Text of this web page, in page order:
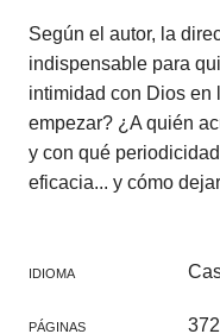
Según el autor, la
indispensable para
intimidad con Dios en
empezar? ¿A quién
y con qué
eficacia... y cómo
IDIOMA
PÁGINAS 372